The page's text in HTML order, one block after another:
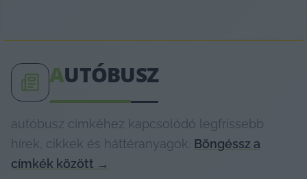
AUTÓBUSZ
autóbusz címkéhez kapcsolódó legfrissebb
hírek, cikkek és háttéranyagok. Böngéssz a
címkék között →